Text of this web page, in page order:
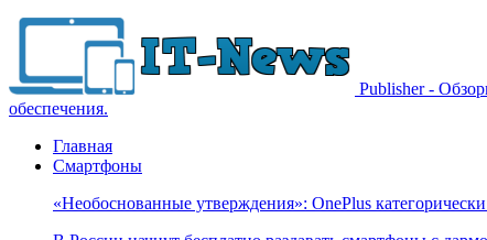
Publisher -
обеспечения.
Главная
Смартфоны
«Необоснованные утверждения»: OnePlus